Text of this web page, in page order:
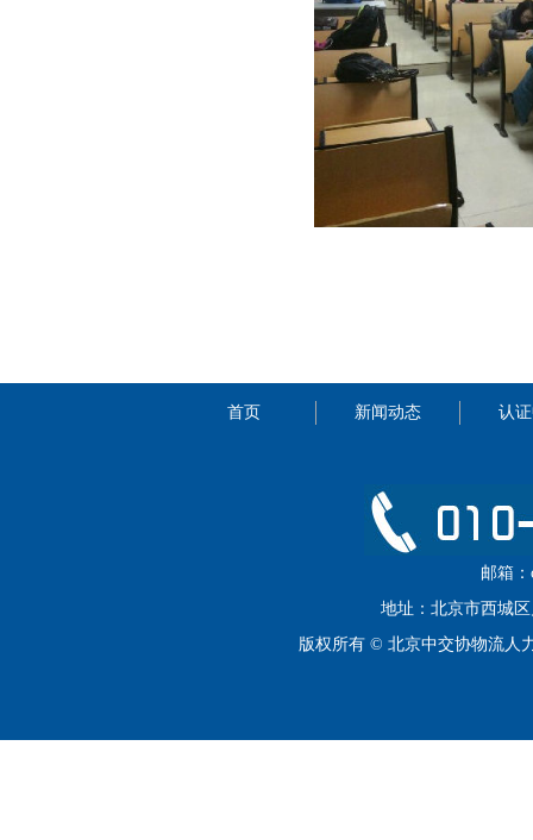
首页 新闻动态 认
邮箱：
地址：北京市西城区
版权所有 © 北京中交协物流人